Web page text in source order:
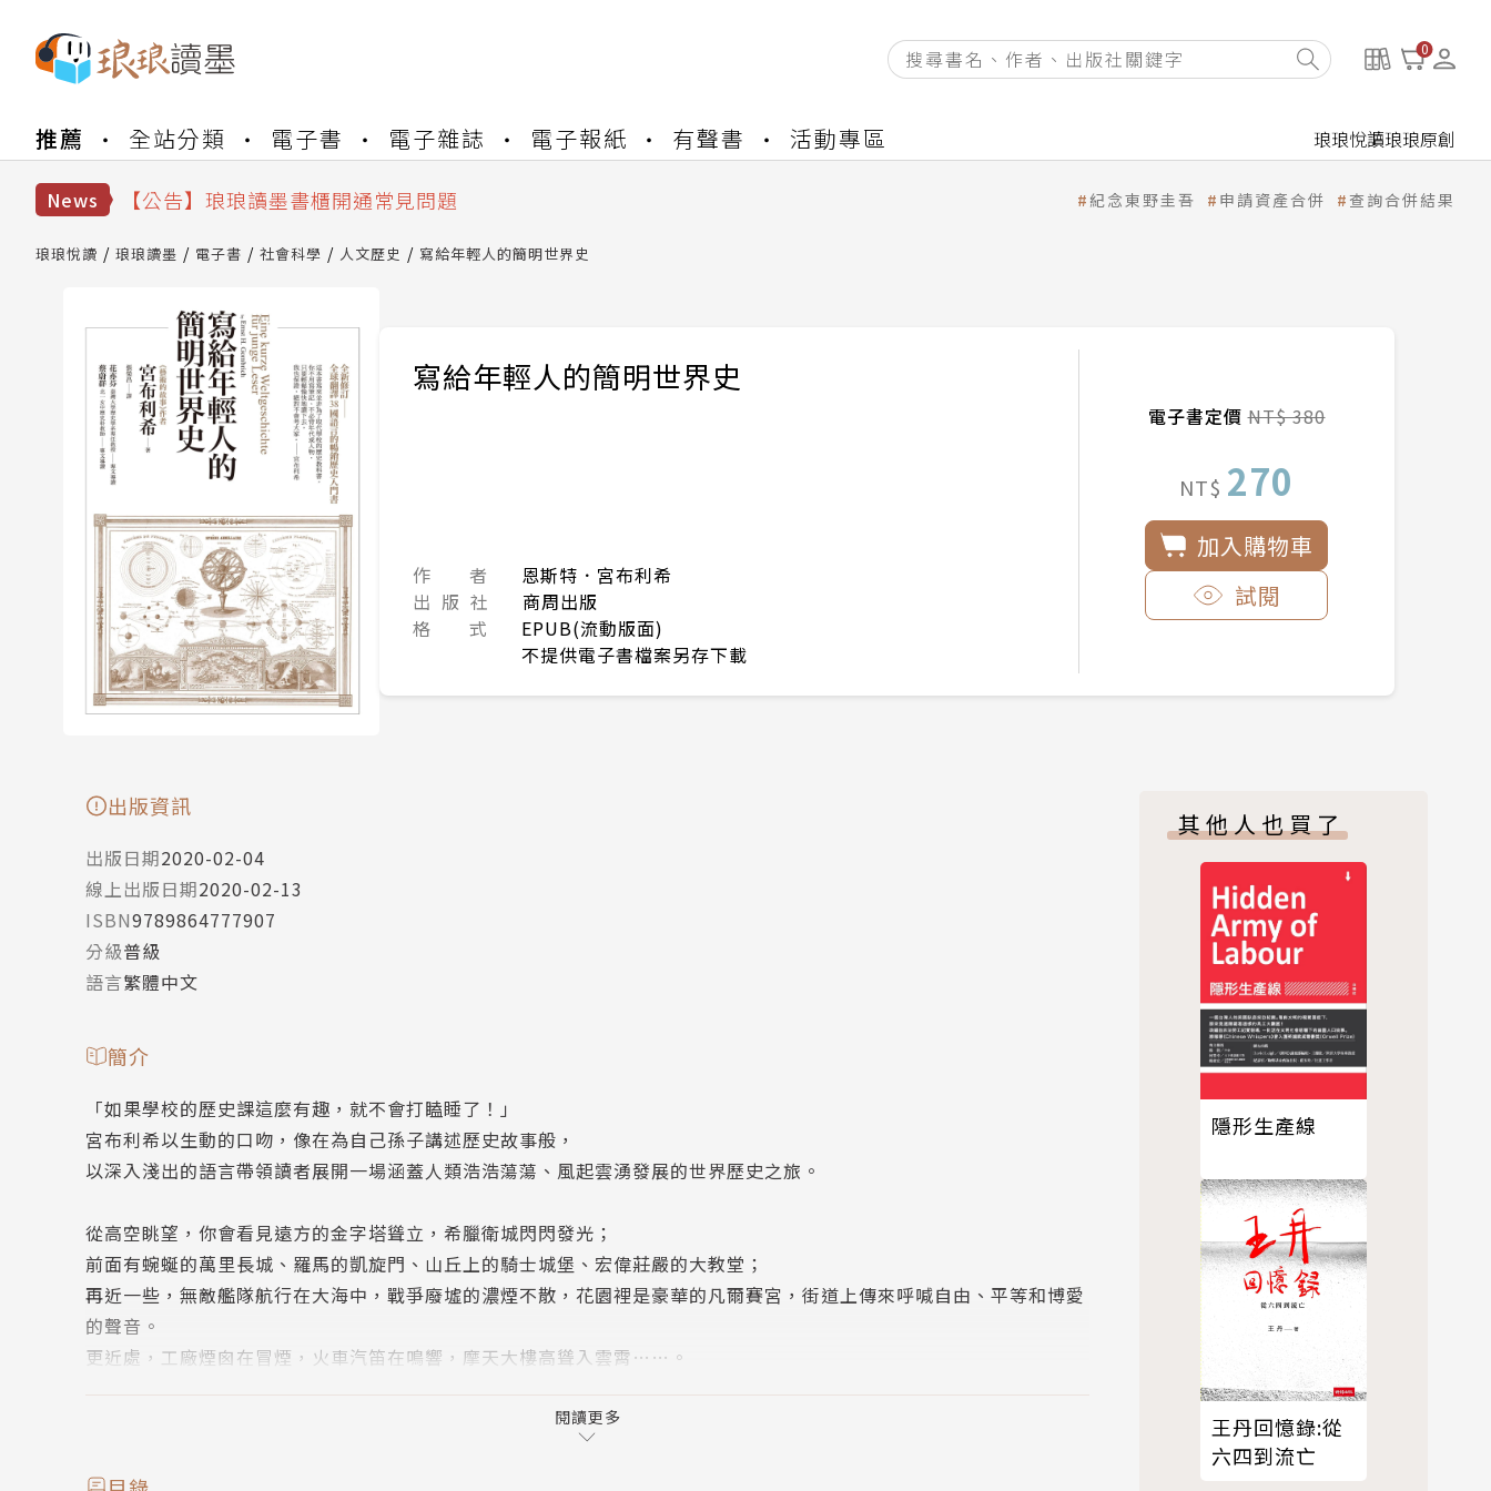
0
推薦 全站分類 電子書 電子雜誌 電子報紙 有聲書 活動專區 琅琅悅讀琅琅原創
News
【公告】琅琅讀墨數位閱讀資產合併與書櫃開通申請
【公告】琅琅讀墨 3 分鐘完成書櫃開通與資產合併申請圖文教學
【公告】琅琅讀墨數位閱讀資產合併與書櫃開通申請
紀念東野圭吾 申請資產合併 查詢合併結果
琅琅悅讀 琅琅讀墨 電子書 社會科學 人文歷史 寫給年輕人的簡明世界史
寫給年輕人的簡明世界史
作 者
恩斯特．宮布利希
出 版 社
商周出版
格 式
EPUB(流動版面)
不提供電子書檔案另存下載
電子書定價NT$ 380
NT$ 270
加入購物車
試閱
出版資訊
出版日期2020-02-04
線上出版日期2020-02-13
ISBN9789864777907
分級普級
語言繁體中文
簡介
「如果學校的歷史課這麼有趣，就不會打瞌睡了！」
宮布利希以生動的口吻，像在為自己孫子講述歷史故事般，
以深入淺出的語言帶領讀者展開一場涵蓋人類浩浩蕩蕩、風起雲湧發展的世界歷史之旅。
從高空眺望，你會看見遠方的金字塔聳立，希臘衛城閃閃發光；
前面有蜿蜒的萬里長城、羅馬的凱旋門、山丘上的騎士城堡、宏偉莊嚴的大教堂；
再近一些，無敵艦隊航行在大海中，戰爭廢墟的濃煙不散，花園裡是豪華的凡爾賽宮，街道上傳來呼喊自由、平等和博愛
的聲音。
更近處，工廠煙囪在冒煙，火車汽笛在鳴響，摩天大樓高聳入雲霄……。
讀者可以看到過往人物、文明發展的軌跡、時代的精神與轉變、重大世界的前因後果，藉此一探遠古到現代歷史的面貌。
宮布利希的孫女也將告訴你，這本風靡二十一個不同國家讀者的作品，背後有著怎麼樣的故事。
就在翻頁的瞬間，你將與世界各地的讀者一同潛入歷史的波濤中，彷彿在眼前重新看見這些歷史的畫面與場景！
閱讀更多
其他人也買了
隱形生產線
王丹回憶錄:從
六四到流亡